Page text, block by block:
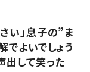
い」息子の”ま
よいでしょう
出して笑った